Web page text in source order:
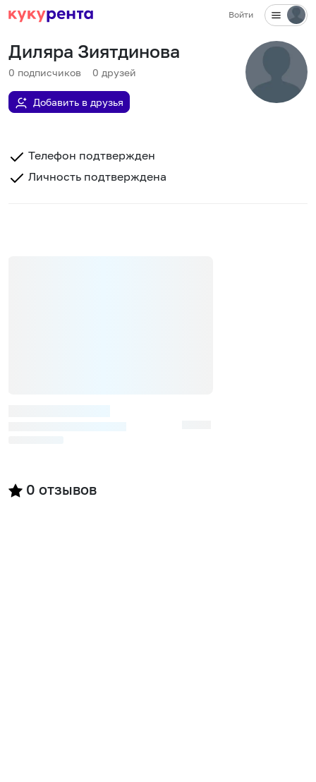
Войти
Диляра Зиятдинова
0 подписчиков 0 друзей
Добавить в друзья
Телефон подтвержден
Личность подтверждена
0 отзывов